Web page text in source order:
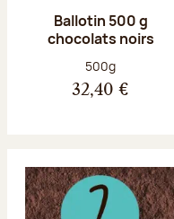
Ballotin 500 g
chocolats noirs
Poids net :
500g
32,40 €